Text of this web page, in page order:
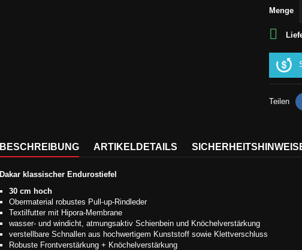
Menge

Teilen
BESCHREIBUNG ARTIKELDETAILS
Dakar klassischer Endurostiefel
30 cm hoch
Obermaterial robustes Pull-up-Rindleder
Textilfutter mit Hipora-Membrane
wasser- und windicht, atmungsaktiv Schienbein und Knöchelverstärkung
verstellbare Schnallen aus hochwertigem Kunststoff sowie Klettverschluss
Robuste Frontverstärkung + Knöchelverstärkung